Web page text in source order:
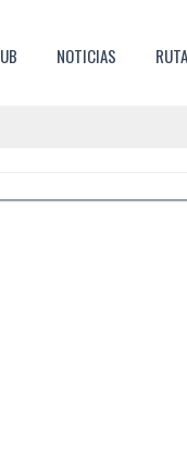
NOTICIAS